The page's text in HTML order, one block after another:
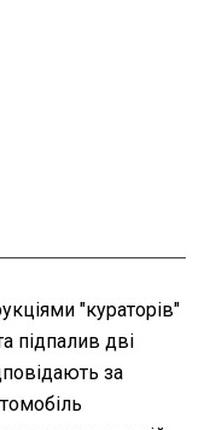
"кураторів"
підпалив дві
за